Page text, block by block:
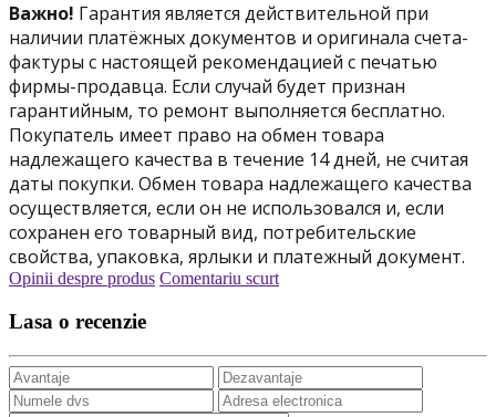
Важно! Гарантия является действительной при
наличии платёжных документов и оригинала счета-
фактуры с настоящей рекомендацией с печатью
фирмы-продавца. Если случай будет признан
гарантийным, то ремонт выполняется бесплатно.
Покупатель имеет право на обмен товара
надлежащего качества в течение 14 дней, не считая
даты покупки. Обмен товара надлежащего качества
осуществляется, если он не использовался и, если
сохранен его товарный вид, потребительские
свойства, упаковка, ярлыки и платежный документ.
Opinii despre produs Comentariu scurt
Lasa o recenzie